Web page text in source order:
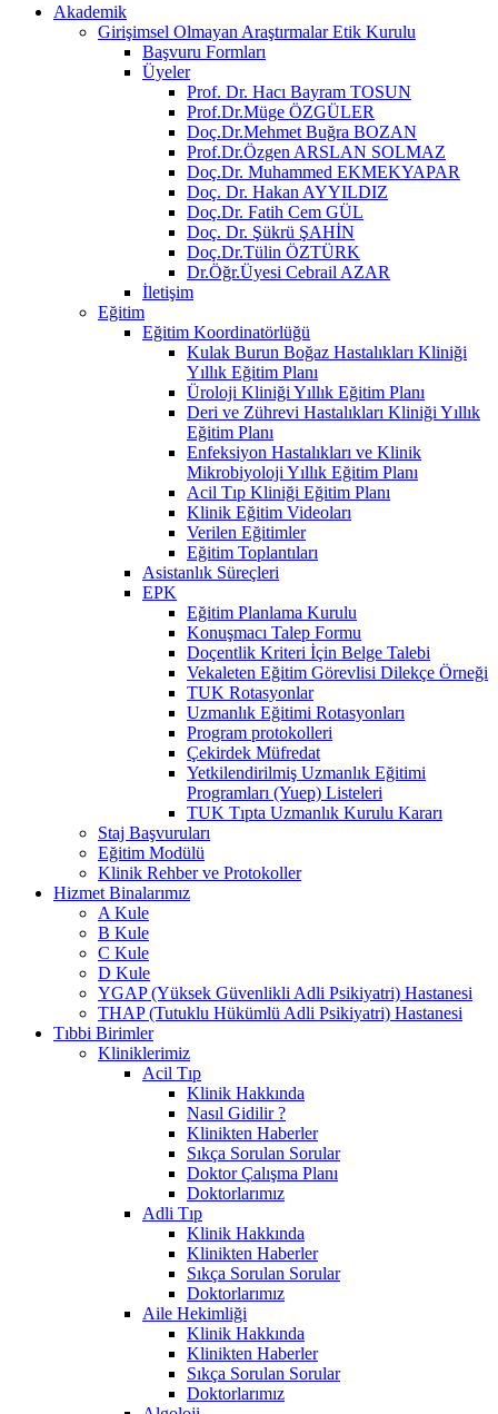
Akademik
Girişimsel Olmayan Araştırmalar Etik Kurulu
Başvuru Formları
Üyeler
Prof. Dr. Hacı Bayram TOSUN
Prof.Dr.Müge ÖZGÜLER
Doç.Dr.Mehmet Buğra BOZAN
Prof.Dr.Özgen ARSLAN SOLMAZ
Doç.Dr. Muhammed EKMEKYAPAR
Doç. Dr. Hakan AYYILDIZ
Doç.Dr. Fatih Cem GÜL
Doç. Dr. Şükrü ŞAHİN
Doç.Dr.Tülin ÖZTÜRK
Dr.Öğr.Üyesi Cebrail AZAR
İletişim
Eğitim
Eğitim Koordinatörlüğü
Kulak Burun Boğaz Hastalıkları Kliniği
Yıllık Eğitim Planı
Üroloji Kliniği Yıllık Eğitim Planı
Deri ve Zührevi Hastalıkları Kliniği Yıllık
Eğitim Planı
Enfeksiyon Hastalıkları ve Klinik
Mikrobiyoloji Yıllık Eğitim Planı
Acil Tıp Kliniği Eğitim Planı
Klinik Eğitim Videoları
Verilen Eğitimler
Eğitim Toplantıları
Asistanlık Süreçleri
EPK
Eğitim Planlama Kurulu
Konuşmacı Talep Formu
Doçentlik Kriteri İçin Belge Talebi
Vekaleten Eğitim Görevlisi Dilekçe Örneği
TUK Rotasyonlar
Uzmanlık Eğitimi Rotasyonları
Program protokolleri
Çekirdek Müfredat
Yetkilendirilmiş Uzmanlık Eğitimi
Programları (Yuep) Listeleri
TUK Tıpta Uzmanlık Kurulu Kararı
Staj Başvuruları
Eğitim Modülü
Klinik Rehber ve Protokoller
Hizmet Binalarımız
A Kule
B Kule
C Kule
D Kule
YGAP (Yüksek Güvenlikli Adli Psikiyatri) Hastanesi
THAP (Tutuklu Hükümlü Adli Psikiyatri) Hastanesi
Tıbbi Birimler
Kliniklerimiz
Acil Tıp
Klinik Hakkında
Nasıl Gidilir ?
Klinikten Haberler
Sıkça Sorulan Sorular
Doktor Çalışma Planı
Doktorlarımız
Adli Tıp
Klinik Hakkında
Klinikten Haberler
Sıkça Sorulan Sorular
Doktorlarımız
Aile Hekimliği
Klinik Hakkında
Klinikten Haberler
Sıkça Sorulan Sorular
Doktorlarımız